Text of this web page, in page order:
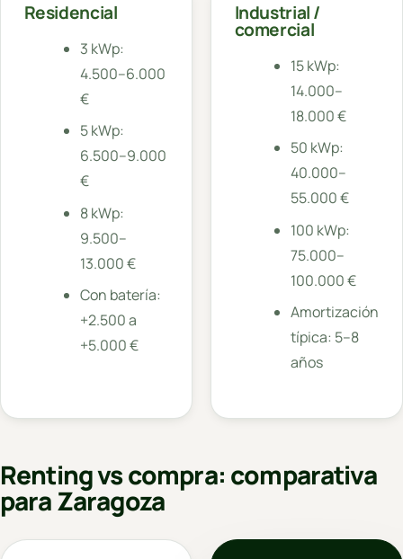
Residencial
3 kWp:
4.500–6.000
€
5 kWp:
6.500–9.000
€
8 kWp:
9.500–
13.000 €
Con batería:
+2.500 a
+5.000 €
Industrial /
comercial
15 kWp:
14.000–
18.000 €
50 kWp:
40.000–
55.000 €
100 kWp:
75.000–
100.000 €
Amortización
típica: 5–8
años
Renting vs compra: comparativa
para Zaragoza